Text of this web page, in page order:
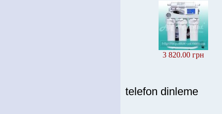
3 820.00 грн
telefon dinleme